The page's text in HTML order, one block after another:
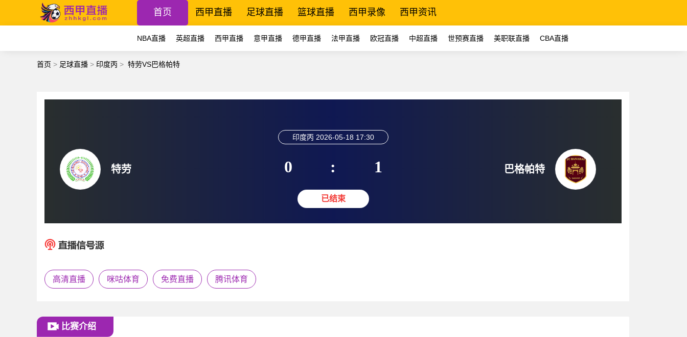
首页 西甲直播 足球直播 篮球直播 西甲录像 西甲资讯
NBA直播 英超直播 西甲直播 意甲直播 德甲直播 法甲直播 欧冠直播 中超直播 世预赛直播 美职联直播 CBA直播
首页 > 足球直播 > 印度丙 > 特劳VS巴格帕特
特劳
印度丙 2026-05-18 17:30
0 : 1
已结束
巴格帕特
高清直播 咪咕体育 免费直播 腾讯体育
比赛介绍